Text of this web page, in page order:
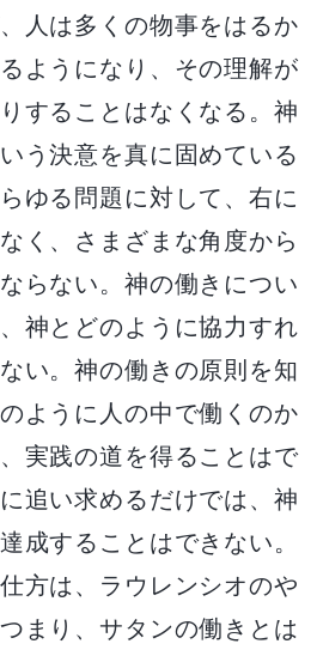
人は多くの物事をはるか
ようになり、その理解が
することはなくなる。神
う決意を真に固めている
ゆる問題に対して、右に
く、さまざまな角度から
らない。神の働きについ
神とどのように協力すれ
い。神の働きの原則を知
ように人の中で働くのか
実践の道を得ることはで
追い求めるだけでは、神
成することはできない。
方は、ラウレンシオのや
まり、サタンの働きとは